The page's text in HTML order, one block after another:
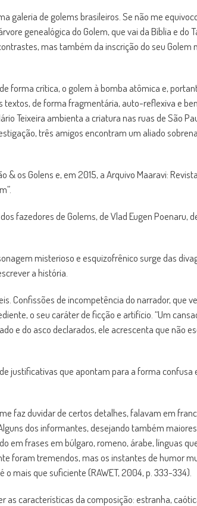
galeria de golems brasileiros. Se não me
genealógica do Golem, que vai da Bíblia e do
mas também da inscrição do seu Golem
forma crítica, o golem à bomba atômica e,
textos, de forma fragmentária, auto-reflexiva e
Teixeira ambienta a criatura nas ruas de São
três amigos encontram um aliado
os Golens e, em 2015, a Arquivo Maaravi:
fazedores de Golems, de Vlad Eugen Poenaru,
misterioso e esquizofrênico surge das
a história.
Confissões de incompetência do narrador, que
o seu caráter de ficção e artifício. “Um
e do asco declarados, ele acrescenta que não
justificativas que apontam para a forma confusa
faz duvidar de certos detalhes, falavam em
dos informantes, desejando também
em frases em búlgaro, romeno, árabe, línguas
foram tremendos, mas os instantes de humor
mais que suficiente (RAWET, 2004, p. 333-334).
características da composição: estranha,